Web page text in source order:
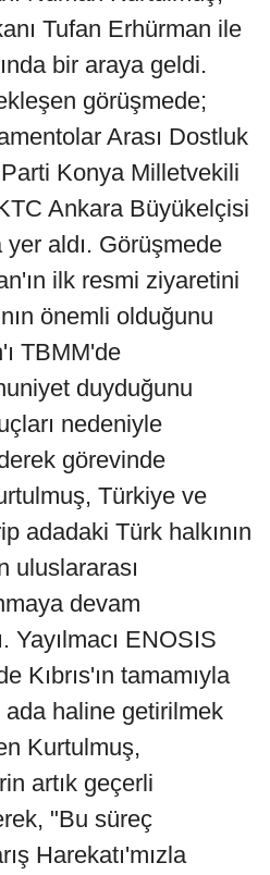
Tufan Erhürman ile
bir araya geldi.
görüşmede;
Arası Dostluk
Konya Milletvekili
Ankara Büyükelçisi
aldı. Görüşmede
ilk resmi ziyaretini
önemli olduğunu
TBMM'de
duyduğunu
nedeniyle
görevinde
Türkiye ve
adadaki Türk halkının
uluslararası
devam
Yayılmacı ENOSIS
Kıbrıs'ın tamamıyla
haline getirilmek
Kurtulmuş,
artık geçerli
"Bu süreç
Harekatı'mızla